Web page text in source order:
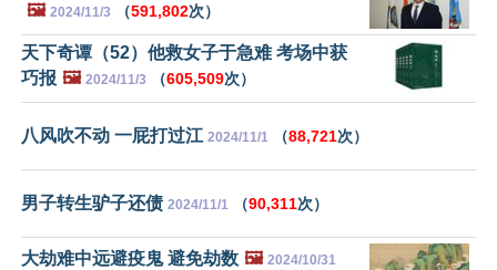
🖼️ 2024/11/3 （591,802次）
天下奇谭（52）他救女子于急难 考场中获
巧报 🖼️ 2024/11/3 （605,509次）
八风吹不动 一屁打过江 2024/11/1 （88,721次）
男子转生驴子还债 2024/11/1 （90,311次）
大劫难中远避疫鬼 避免劫数 🖼️ 2024/10/31